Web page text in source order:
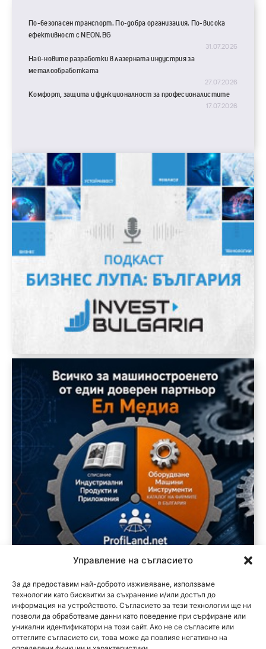
Управление на съгласието
За да предоставим най-доброто изживяване, използваме
технологии като бисквитки за съхранение и/или достъп до
информация на устройството. Съгласието за тези технологии ще ни
позволи да обработваме данни като поведение при сърфиране или
уникални идентификатори на този сайт. Ако не се съгласите или
оттеглите съгласието си, това може да повлияе негативно на
По-безопасен транспорт. По-добра организация. По-висока
ефективност с NEON.BG
31.07.2026
Най-новите разработки в лазерната индустрия за
металообработката
27.07.2026
Комфорт, защита и функционалност за професионалистите
17.07.2026